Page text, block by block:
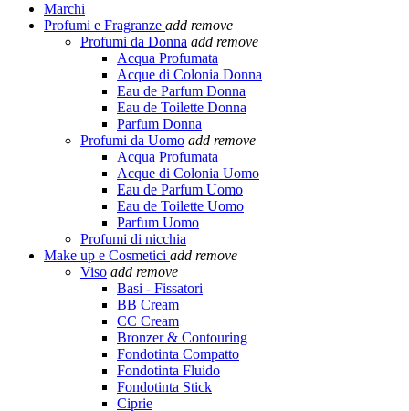
Marchi
Profumi e Fragranze add remove
Profumi da Donna add remove
Acqua Profumata
Acque di Colonia Donna
Eau de Parfum Donna
Eau de Toilette Donna
Parfum Donna
Profumi da Uomo add remove
Acqua Profumata
Acque di Colonia Uomo
Eau de Parfum Uomo
Eau de Toilette Uomo
Parfum Uomo
Profumi di nicchia
Make up e Cosmetici add remove
Viso add remove
Basi - Fissatori
BB Cream
CC Cream
Bronzer & Contouring
Fondotinta Compatto
Fondotinta Fluido
Fondotinta Stick
Ciprie